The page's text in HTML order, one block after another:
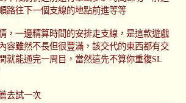
路往下一個支線的地點前進等等
，一邊精算時間的安排走支線，是這款遊戲
容雖然不長但很豐滿，該交代的東西都有交
就能通完一周目，當然這先不算你重復SL
去試一次